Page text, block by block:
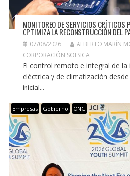
MONITOREO DE SERVICIOS CRÍTICOS
OPTIMIZA LA RECONSTRUCCIÓN DEL
07/08/2026
ALBERTO MARÍN
CORPORACIÓN SOLSICA
El control remoto e integral de la
eléctrica y de climatización
inicial...
Empresas Gobierno ONG